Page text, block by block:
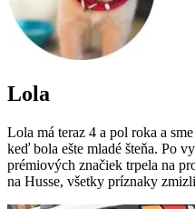
Lola
Lola má teraz 4 a pol roka a
keď bola ešte mladé šteňa. Po
prémiových značiek trpela na
na Husse, všetky príznaky